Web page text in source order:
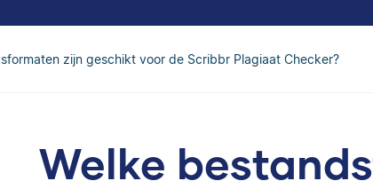
zijn geschikt voor de Scribbr Plagiaat Checker?
Welke